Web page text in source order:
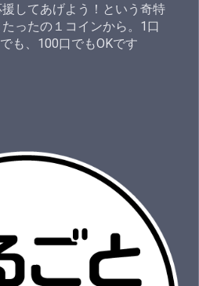
してあげよう！という奇特
ったの１コインから。1口
も、100口でもOKです